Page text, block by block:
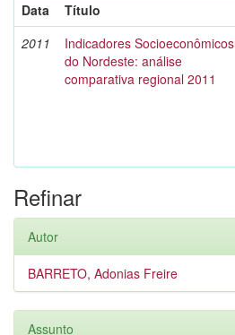
Data
Título
2011
Indicadores Socioeconômicos
do Nordeste: análise
comparativa regional 2011
Refinar
Autor
BARRETO, Adonias Freire
Assunto